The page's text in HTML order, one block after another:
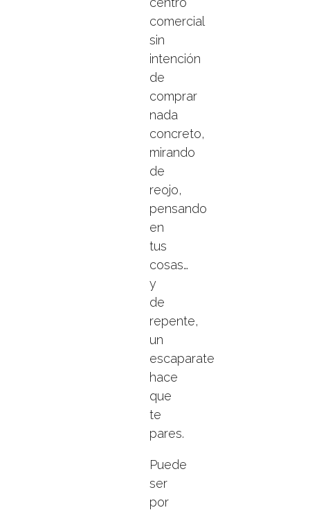
comercial
sin
intención
de
comprar
nada
concreto,
mirando
de
reojo,
pensando
en
tus
cosas…
y
de
repente,
un
escaparate
hace
que
te
pares.
Puede
ser
por